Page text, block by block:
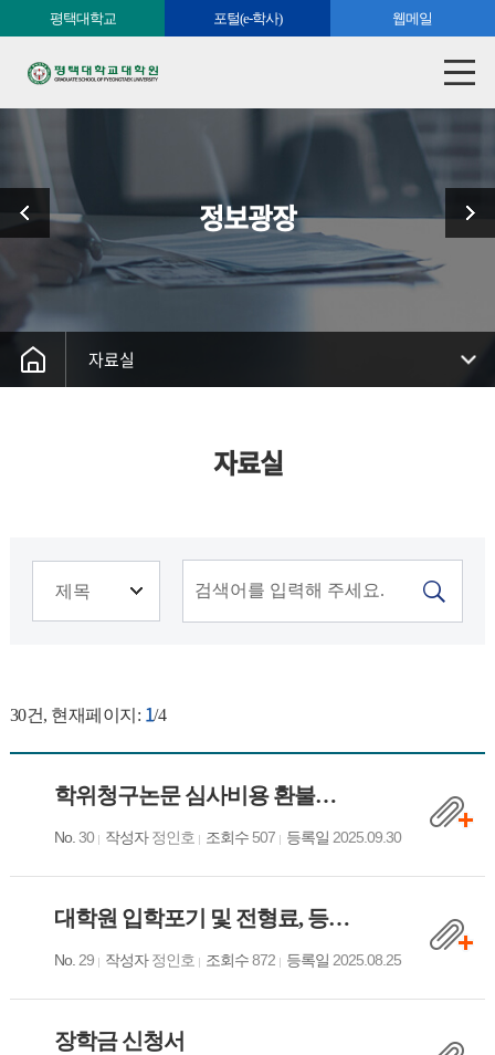
평택대학교 포털(e-학사) 웹메일
정보광장
자료실
자료실
30건, 현재페이지: 1/4
학위청구논문 심사비용 환불신청서
No.30 작성자 정인호 조회수 507 등록일 2025.09.30
대학원 입학포기 및 전형료, 등록금 환불 신청서
No.29 작성자 정인호 조회수872 등록일 2025.08.25
장학금 신청서